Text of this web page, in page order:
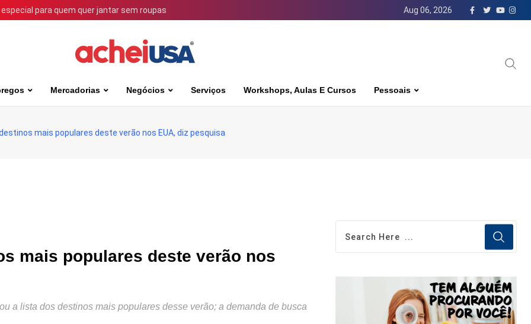
para quem quer jantar sem roupas Aug 06, 2026
Mercadorias Negócios Serviços Workshops, Aulas E Cursos Pessoais
mais populares deste verão nos EUA, diz pesquisa
mais populares deste verão nos
a lista dos destinos mais populares desse verão; a demanda de busca